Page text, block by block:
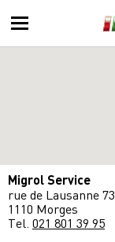
Migrol Service
rue de Lausanne 73
1110 Morges
Tel. 021 801 39 95